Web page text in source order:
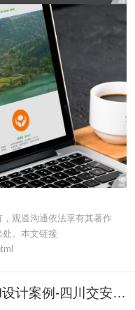
观道沟通依法享有其著作
处。本文链接
上一篇：四川道路桥梁公司VI设计案例-四川交安建设集团VIS策划与设计案例